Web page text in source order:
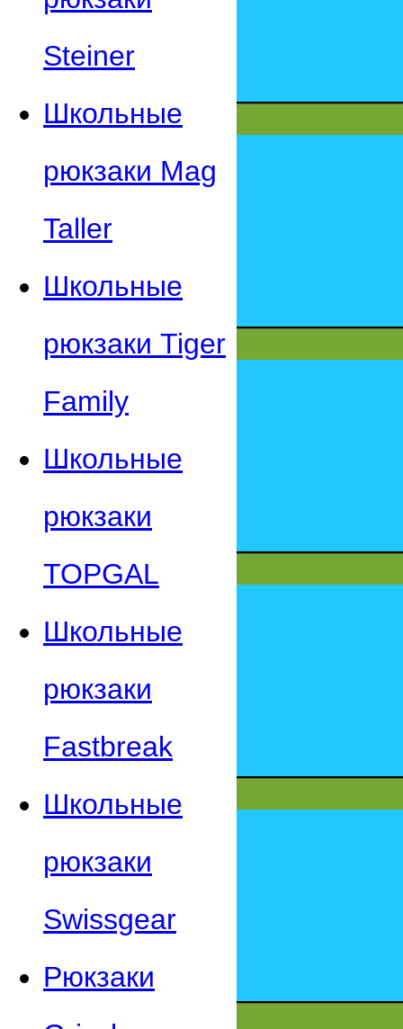
Steiner
Школьные
рюкзаки Mag
Taller
Школьные
рюкзаки Tiger
Family
Школьные
рюкзаки
TOPGAL
Школьные
рюкзаки
Fastbreak
Школьные
рюкзаки
Swissgear
Рюкзаки